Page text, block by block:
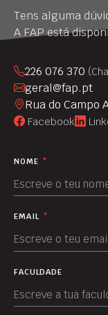
Tens alguma
A FAP está
226 076 370
geral@fap.pt
Rua do Campo
Facebook
NOME *
EMAIL *
FACULDADE